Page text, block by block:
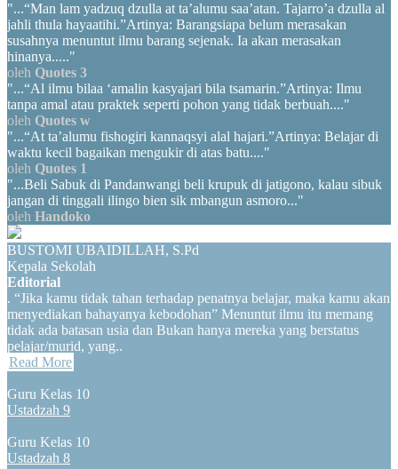
"...“Man lam yadzuq dzulla at ta’alumu saa’atan. Tajarro’a dzulla al
jahli thula hayaatihi.”Artinya: Barangsiapa belum merasakan
susahnya menuntut ilmu barang sejenak. Ia akan merasakan
hinanya....."
oleh Quotes 3
"...“Al ilmu bilaa ‘amalin kasyajari bila tsamarin.”Artinya: Ilmu
tanpa amal atau praktek seperti pohon yang tidak berbuah...."
oleh Quotes w
"...“At ta’alumu fishogiri kannaqsyi alal hajari.”Artinya: Belajar di
waktu kecil bagaikan mengukir di atas batu...."
oleh Quotes 1
"...Beli Sabuk di Pandanwangi beli krupuk di jatigono, kalau sibuk
jangan di tinggali ilingo bien sik mbangun asmoro..."
oleh Handoko
BUSTOMI UBAIDILLAH, S.Pd
Kepala Sekolah
Editorial
. “Jika kamu tidak tahan terhadap penatnya belajar, maka kamu akan
menyediakan bahayanya kebodohan” Menuntut ilmu itu memang
tidak ada batasan usia dan Bukan hanya mereka yang berstatus
pelajar/murid, yang..
Read More
Guru Kelas 10
Ustadzah 9
Guru Kelas 10
Ustadzah 8